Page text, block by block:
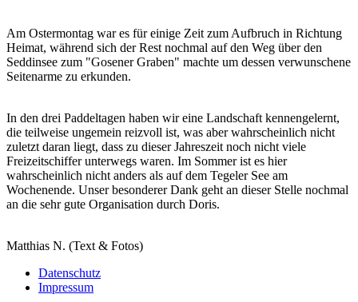
Am Ostermontag war es für einige Zeit zum Aufbruch in Richtung
Heimat, während sich der Rest nochmal auf den Weg über den
Seddinsee zum "Gosener Graben" machte um dessen verwunschene
Seitenarme zu erkunden.
In den drei Paddeltagen haben wir eine Landschaft kennengelernt,
die teilweise ungemein reizvoll ist, was aber wahrscheinlich nicht
zuletzt daran liegt, dass zu dieser Jahreszeit noch nicht viele
Freizeitschiffer unterwegs waren. Im Sommer ist es hier
wahrscheinlich nicht anders als auf dem Tegeler See am
Wochenende. Unser besonderer Dank geht an dieser Stelle nochmal
an die sehr gute Organisation durch Doris.
Matthias N. (Text & Fotos)
Datenschutz
Impressum